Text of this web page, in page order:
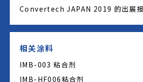
Convertech JAPAN 2019 的出展
相关涂料
IMB-003 粘合剂
IMB-HF006粘合剂